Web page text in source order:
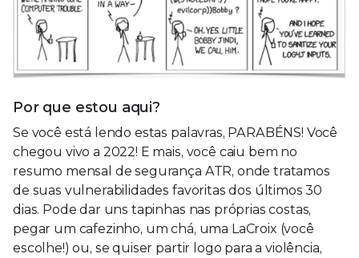
Por que estou aqui?
Se você está lendo estas palavras, PARABÉNS! Você
chegou vivo a 2022! E mais, você caiu bem no
resumo mensal de segurança ATR, onde tratamos
de suas vulnerabilidades favoritas dos últimos 30
dias. Pode dar uns tapinhas nas próprias costas,
pegar um cafezinho, um chá, uma LaCroix (você
escolhe!) ou, se quiser partir logo para a violência,